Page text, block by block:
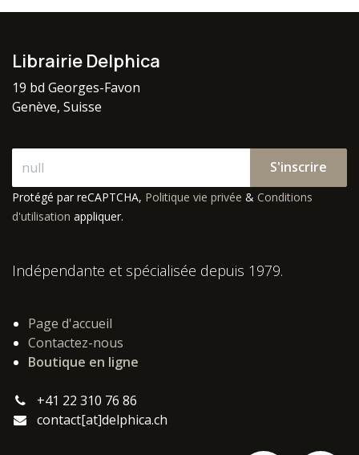
Librairie Delphica
19 bd Georges-Favon
Genève, Suisse
S'inscrire
Protégé par reCAPTCHA, Politique vie privée & Conditions
d'utilisation appliquer.
Indépendante et spécialisée depuis 1979.
Page d'accueil
Contactez-nous
Boutique en ligne
+41 22 310 76 86
contact[at]delphica.ch